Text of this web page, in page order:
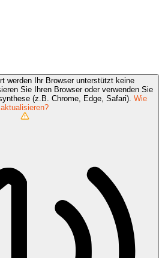
werden
Ihr Browser unterstützt keine
Sie Ihren Browser oder verwenden Sie
(z.B. Chrome, Edge, Safari). Wie
aktualisieren?